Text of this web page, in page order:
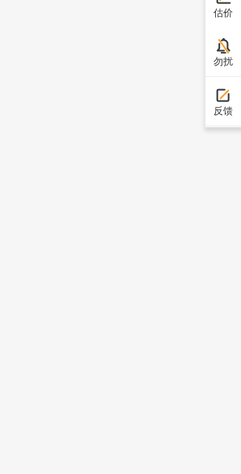
估价
勿扰
反馈